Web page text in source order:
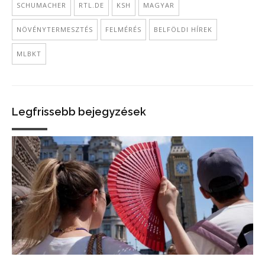
SCHUMACHER RTL.DE KSH MAGYAR
NÖVÉNYTERMESZTÉS FELMÉRÉS BELFÖLDI HÍREK
MLBKT
Legfrissebb bejegyzések